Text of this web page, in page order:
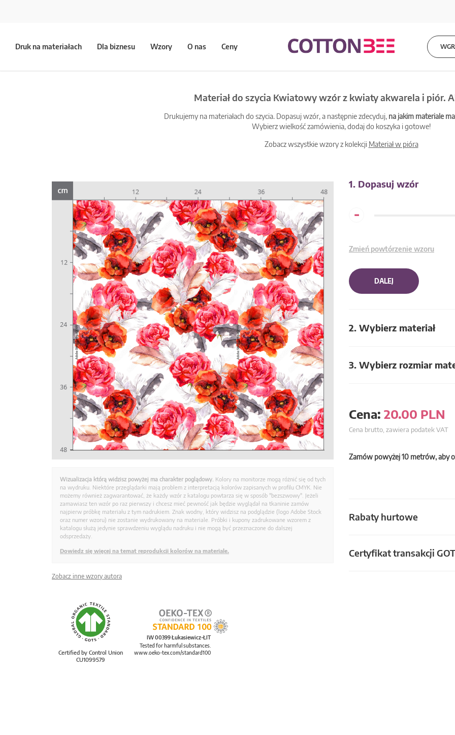
Druk na materiałach Dla biznesu Wzory O nas Ceny
Materiał do szycia Kwiatowy wzór z kwiaty akwarela i piór.
Drukujemy na materiałach do szycia. Dopasuj wzór, a następnie zdecyduj, na jakim materiale
Wybierz wielkość zamówienia, dodaj do koszyka i gotowe!
Zobacz wszystkie wzory z kolekcji Materiał w pióra
1. Dopasuj wzór
-
Zmień powtórzenie wzoru
DALEJ
2. Wybierz materiał
3. Wybierz rozmiar
Cena: 20.00 PLN
Cena brutto, zawiera podatek VAT
Zamów powyżej 10 metrów, aby
Rabaty hurtowe
Certyfikat transakcji
Wizualizacja którą widzisz powyżej ma charakter poglądowy. Kolory na monitorze mogą różnić się od tych
na wydruku. Niektóre przeglądarki mają problem z interpretacją kolorów zapisanych w profilu CMYK. Nie
możemy również zagwarantować, że każdy wzór z katalogu powtarza się w sposób "bezszwowy". Jeżeli
zamawiasz ten wzór po raz pierwszy i chcesz mieć pewność jak będzie wyglądał na tkaninie zamów
najpierw próbkę materiału z tym nadrukiem. Znak wodny, który widzisz na podglądzie (logo Adobe Stock
oraz numer wzoru) nie zostanie wydrukowany na materiale. Próbki i kupony zadrukowane wzorem z
katalogu służą jedynie sprawdzeniu wyglądu nadruku i nie mogą być przeznaczone do dalszej
odsprzedaży.
Dowiedz się więcej na temat reprodukcji kolorów na materiale.
Zobacz inne wzory autora
Certified by Control Union
CU1099579
IW 00399 Łukasiewicz-ŁIT
Tested for harmful substances.
www.oeko-tex.com/standard100